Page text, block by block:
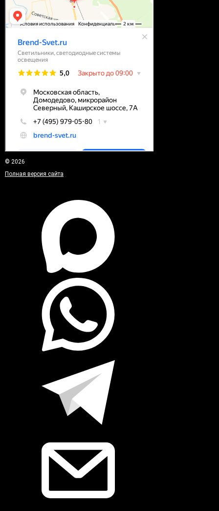
© 2026
Полная версия сайта